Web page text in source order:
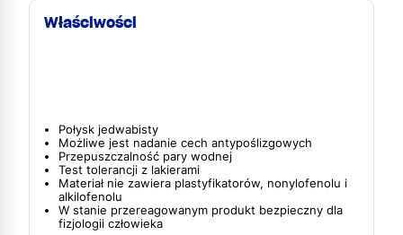
Właściwości
Połysk jedwabisty
Możliwe jest nadanie cech antypoślizgowych
Przepuszczalność pary wodnej
Test tolerancji z lakierami
Materiał nie zawiera plastyfikatorów, nonylofenolu i
alkilofenolu
W stanie przereagowanym produkt bezpieczny dla
fizjologii człowieka